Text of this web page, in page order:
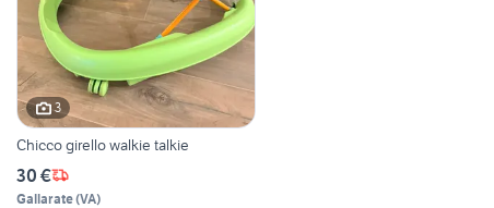
3
Chicco girello walkie talkie
30 €
Gallarate(VA)